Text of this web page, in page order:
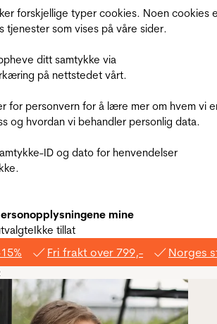
forskjellige typer cookies. Noen cookies
tjenester som vises på våre sider.
ditt samtykke via
på nettstedet vårt.
for personvern for å lære mer om hvem vi
og hvordan vi behandler personlig data.
ID og dato for henvendelser
mine
Ikke tillat
Fri frakt over 799,- Norges